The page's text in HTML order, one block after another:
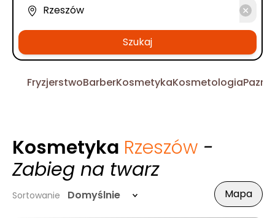
Szukaj
FryzjerstwoBarberKosmetykaKosmetologia
Kosmetyka Rzeszów -
Zabieg na twarz
Sortowanie Domyślnie Mapa